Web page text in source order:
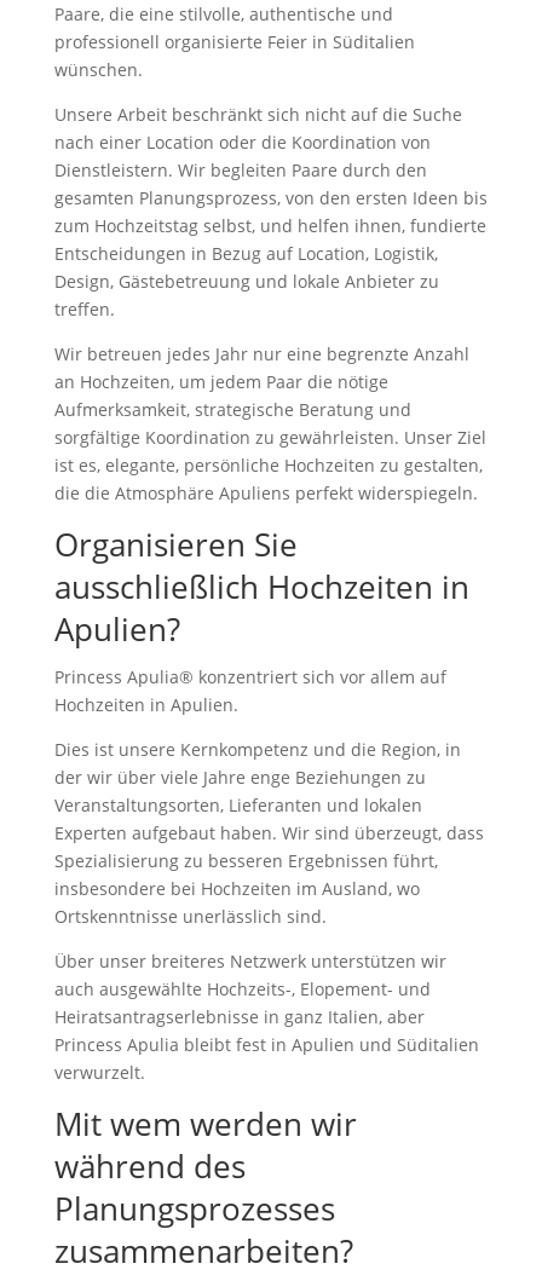
Paare, die eine stilvolle, authentische und
professionell organisierte Feier in Süditalien
wünschen.
Unsere Arbeit beschränkt sich nicht auf die Suche
nach einer Location oder die Koordination von
Dienstleistern. Wir begleiten Paare durch den
gesamten Planungsprozess, von den ersten Ideen bis
zum Hochzeitstag selbst, und helfen ihnen, fundierte
Entscheidungen in Bezug auf Location, Logistik,
Design, Gästebetreuung und lokale Anbieter zu
treffen.
Wir betreuen jedes Jahr nur eine begrenzte Anzahl
an Hochzeiten, um jedem Paar die nötige
Aufmerksamkeit, strategische Beratung und
sorgfältige Koordination zu gewährleisten. Unser Ziel
ist es, elegante, persönliche Hochzeiten zu gestalten,
die die Atmosphäre Apuliens perfekt widerspiegeln.
Organisieren Sie
ausschließlich Hochzeiten in
Apulien?
Princess Apulia® konzentriert sich vor allem auf
Hochzeiten in Apulien.
Dies ist unsere Kernkompetenz und die Region, in
der wir über viele Jahre enge Beziehungen zu
Veranstaltungsorten, Lieferanten und lokalen
Experten aufgebaut haben. Wir sind überzeugt, dass
Spezialisierung zu besseren Ergebnissen führt,
insbesondere bei Hochzeiten im Ausland, wo
Ortskenntnisse unerlässlich sind.
Über unser breiteres Netzwerk unterstützen wir
auch ausgewählte Hochzeits-, Elopement- und
Heiratsantragserlebnisse in ganz Italien, aber
Princess Apulia bleibt fest in Apulien und Süditalien
verwurzelt.
Mit wem werden wir
während des
Planungsprozesses
zusammenarbeiten?